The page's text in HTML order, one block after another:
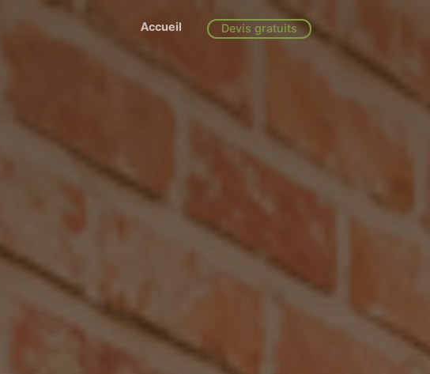
Accueil Devis gratuits